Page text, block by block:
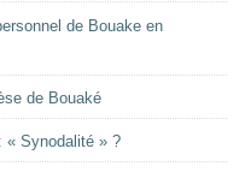
de Bouake en
de Bouaké
« Synodalité » ?